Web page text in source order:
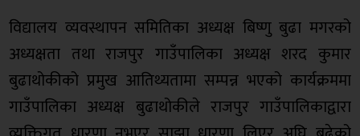
विद्यालय व्यवस्थापन समितिका अध्यक्ष बिष्णु बुढा मगरको
अध्यक्षता तथा राजपुर गाउँपालिका अध्यक्ष शरद कुमार
बुढाथोकीको प्रमुख आतिथ्यतामा सम्पन्न भएको कार्यक्रममा
गाउँपालिका अध्यक्ष बुढाथोकीले राजपुर गाउँपालिकाद्वारा